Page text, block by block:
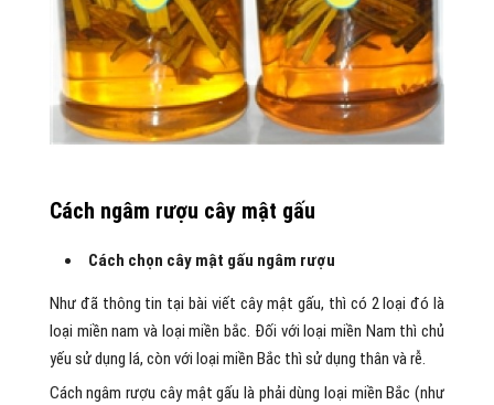
Cách ngâm rượu cây mật gấu
Cách chọn cây mật gấu ngâm rượu
Như đã thông tin tại bài viết cây mật gấu, thì có 2 loại đó là
loại miền nam và loại miền bắc. Đối với loại miền Nam thì chủ
yếu sử dụng lá, còn với loại miền Bắc thì sử dụng thân và rễ.
Cách ngâm rượu cây mật gấu là phải dùng loại miền Bắc (như